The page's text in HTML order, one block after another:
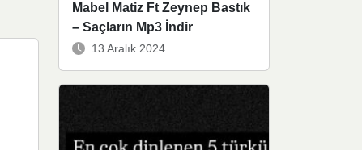
Mabel Matiz Ft Zeynep Bastık
– Saçların Mp3 İndir
13 Aralık 2024